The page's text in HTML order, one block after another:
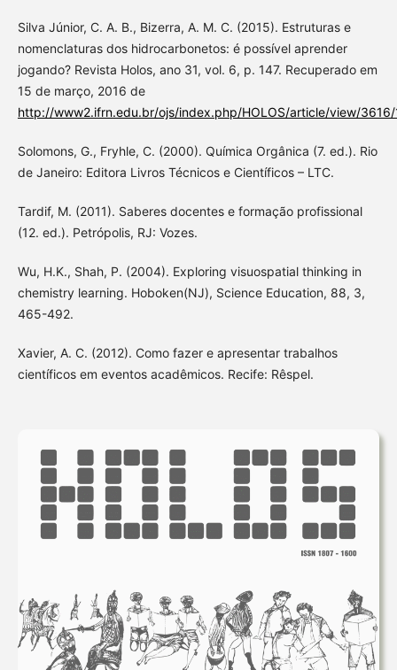
Silva Júnior, C. A. B., Bizerra, A. M. C. (2015). Estruturas e
nomenclaturas dos hidrocarbonetos: é possível aprender
jogando? Revista Holos, ano 31, vol. 6, p. 147. Recuperado em
15 de março, 2016 de
http://www2.ifrn.edu.br/ojs/index.php/HOLOS/article/view/3616/
Solomons, G., Fryhle, C. (2000). Química Orgânica (7. ed.). Rio
de Janeiro: Editora Livros Técnicos e Científicos – LTC.
Tardif, M. (2011). Saberes docentes e formação profissional
(12. ed.). Petrópolis, RJ: Vozes.
Wu, H.K., Shah, P. (2004). Exploring visuospatial thinking in
chemistry learning. Hoboken(NJ), Science Education, 88, 3,
465-492.
Xavier, A. C. (2012). Como fazer e apresentar trabalhos
científicos em eventos acadêmicos. Recife: Rêspel.